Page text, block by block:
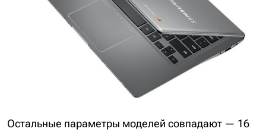
Остальные параметры моделей совпадают — 16